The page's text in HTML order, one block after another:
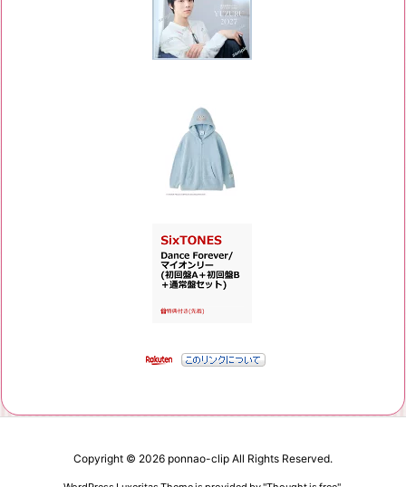
Copyright © 2026 ponnao-clip All Rights Reserved.